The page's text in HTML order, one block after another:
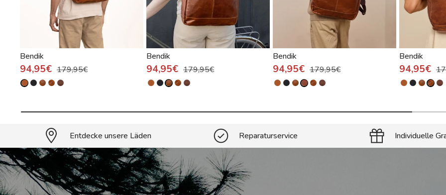
Bendik
94,95€ 179,95€
Bendik
94,95€ 179,95€
Bendik
94,95€ 179,95€
Bendik
94,95€
Entdecke unsere Läden Reparaturservice Individuelle